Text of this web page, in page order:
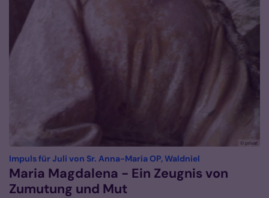
© privat
Impuls für Juli von Sr. Anna-Maria OP, Waldniel
Maria Magdalena - Ein Zeugnis von
Zumutung und Mut